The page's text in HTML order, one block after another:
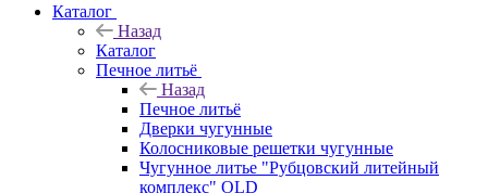
Каталог
Назад
Каталог
Печное литьё
Назад
Печное литьё
Дверки чугунные
Колосниковые решетки чугунные
Чугунное литье "Рубцовский литейный
комплекс" OLD